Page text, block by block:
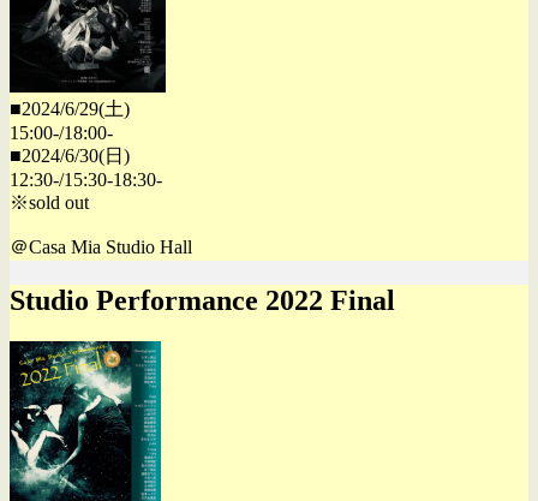
■2024/6/29(土)
15:00-/18:00-
■2024/6/30(日)
12:30-/15:30-18:30-
※sold out
＠Casa Mia Studio Hall
Studio Performance 2022 Final